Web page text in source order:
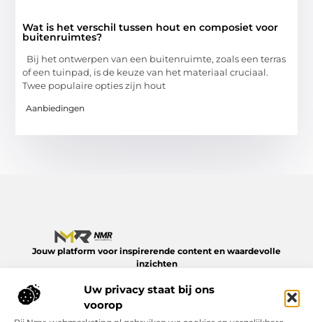
Uw privacy staat bij ons
voorop
Wat is het verschil tussen hout en composiet voor
buitenruimtes?
Bij het ontwerpen van een buitenruimte, zoals een terras
of een tuinpad, is de keuze van het materiaal cruciaal.
Twee populaire opties zijn hout
Aanbiedingen
Jouw platform voor inspirerende content en waardevolle
inzichten
dagelijks leven – van slimme tips tot verdiepende verhalen.
Alles op NMR-webmarketing.nl.